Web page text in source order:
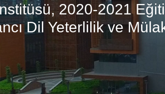
2020-2021
Dil Yeterlilik ve